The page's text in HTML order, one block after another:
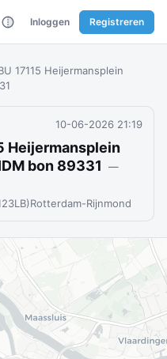
Inloggen Registreren
17115 Heijermansplein
10-06-2026 21:19
Heijermansplein
bon 89331
—
Rotterdam-Rijnmond